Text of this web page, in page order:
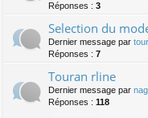
Réponses : 3
Selection du
Dernier message par
Réponses : 7
Touran rline
Dernier message par
Réponses : 118